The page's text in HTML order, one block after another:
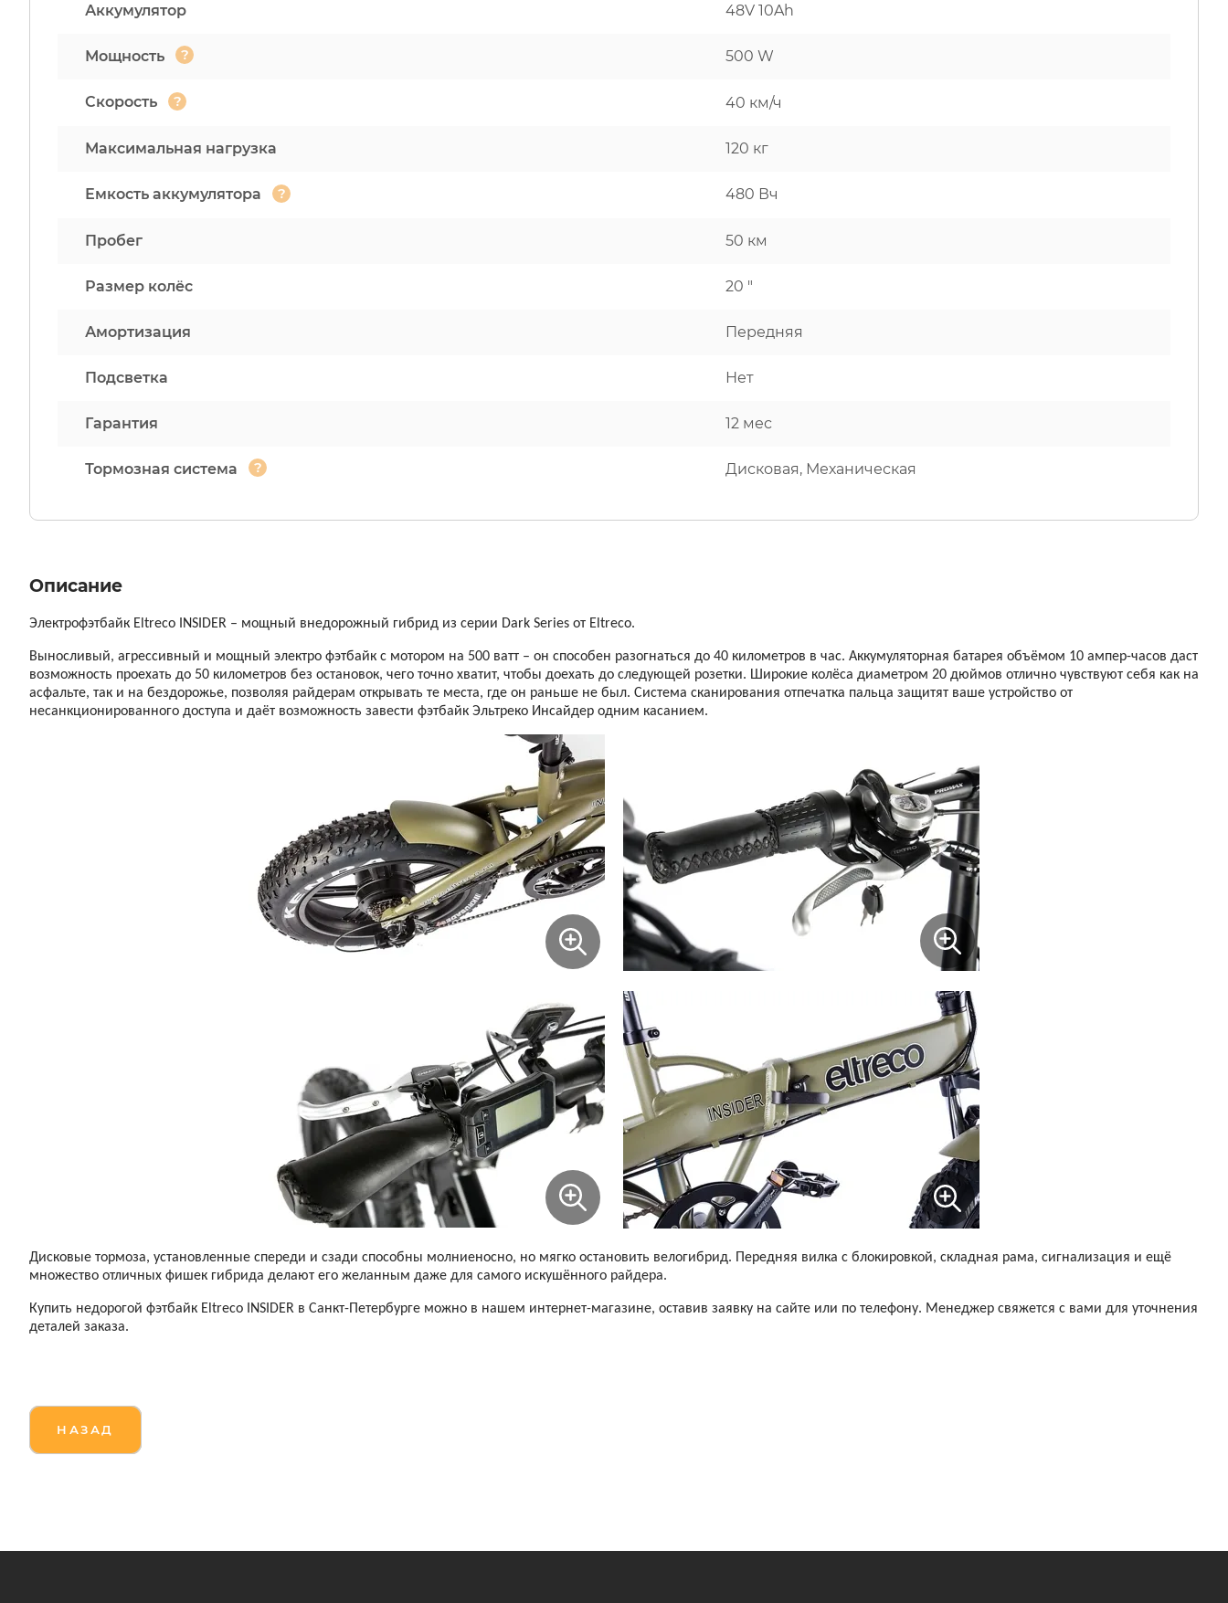
Аккумулятор 48V 10Ah
Мощность ? 500 W
Скорость ? 40 км/ч
Максимальная нагрузка 120 кг
Емкость аккумулятора ? 480 Вч
Пробег 50 км
Размер колёс 20 "
Амортизация Передняя
Подсветка Нет
Гарантия 12 мес
Тормозная система ? Дисковая, Механическая
Описание
Электрофэтбайк Eltreco INSIDER – мощный внедорожный гибрид из серии Dark Series от Eltreco.
Выносливый, агрессивный и мощный электро фэтбайк с мотором на 500 ватт – он способен разогнаться до 40 километров в час. Аккумуляторная батарея объёмом 10 ампер-часов даст
возможность проехать до 50 километров без остановок, чего точно хватит, чтобы доехать до следующей розетки. Широкие колёса диаметром 20 дюймов отлично чувствуют себя как на
асфальте, так и на бездорожье, позволяя райдерам открывать те места, где он раньше не был. Система сканирования отпечатка пальца защитят ваше устройство от
несанкционированного доступа и даёт возможность завести фэтбайк Эльтреко Инсайдер одним касанием.
Дисковые тормоза, установленные спереди и сзади способны молниеносно, но мягко остановить велогибрид. Передняя вилка с блокировкой, складная рама, сигнализация и ещё
множество отличных фишек гибрида делают его желанным даже для самого искушённого райдера.
Купить недорогой фэтбайк Eltreco INSIDER в Санкт-Петербурге можно в нашем интернет-магазине, оставив заявку на сайте или по телефону. Менеджер свяжется с вами для уточнения
деталей заказа.
НАЗАД